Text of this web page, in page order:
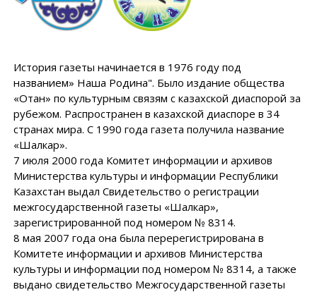
История газеты начинается в 1976 году под
названием» Наша Родина". Было издание общества
«Отан» по культурным связям с казахской диаспорой за
рубежом. Распространен в казахской диаспоре в 34
странах мира. С 1990 года газета получила название
«Шалкар».
7 июля 2000 года Комитет информации и архивов
Министерства культуры и информации Республики
Казахстан выдал Свидетельство о регистрации
межгосударственной газеты «Шалкар»,
зарегистрированной под номером № 8314.
8 мая 2007 года она была перерегистрирована в
Комитете информации и архивов Министерства
культуры и информации под номером № 8314, а также
выдано свидетельство Межгосударственной газеты